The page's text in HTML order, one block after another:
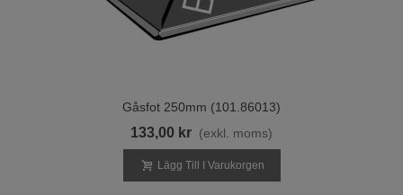
Gåsfot 250mm (101.86013)
133,00 kr (exkl. moms)
Lägg Till I Varukorgen